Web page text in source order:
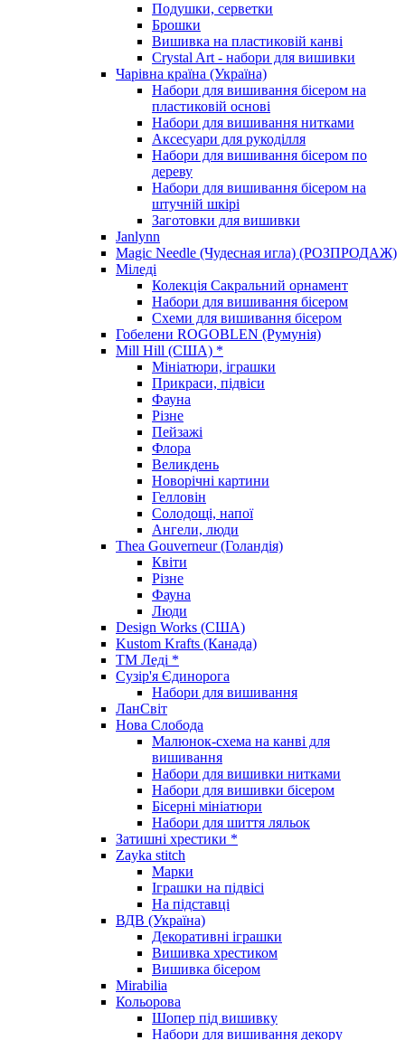
Подушки, серветки
Брошки
Вишивка на пластиковій канві
Crystal Art - набори для вишивки
Чарівна країна (Україна)
Набори для вишивання бісером на
пластиковій основі
Набори для вишивання нитками
Аксесуари для рукоділля
Набори для вишивання бісером по
дереву
Набори для вишивання бісером на
штучній шкірі
Заготовки для вишивки
Janlynn
Magic Needle (Чудесная игла) (РОЗПРОДАЖ)
Міледі
Колекція Сакральний орнамент
Набори для вишивання бісером
Схеми для вишивання бісером
Гобелени ROGOBLEN (Румунія)
Mill Hill (США) *
Мініатюри, іграшки
Прикраси, підвіси
Фауна
Різне
Пейзажі
Флора
Великдень
Новорічні картини
Гелловін
Солодощі, напої
Ангели, люди
Thea Gouverneur (Голандія)
Квіти
Різне
Фауна
Люди
Design Works (США)
Kustom Krafts (Канада)
ТМ Леді *
Сузір'я Єдинорога
Набори для вишивання
ЛанСвіт
Нова Слобода
Малюнок-схема на канві для
вишивання
Набори для вишивки нитками
Набори для вишивки бісером
Бісерні мініатюри
Набори для шиття ляльок
Затишні хрестики *
Zayka stitch
Марки
Іграшки на підвісі
На підставці
ВДВ (Україна)
Декоративні іграшки
Вишивка хрестиком
Вишивка бісером
Mirabilia
Кольорова
Шопер під вишивку
Набори для вишивання декору